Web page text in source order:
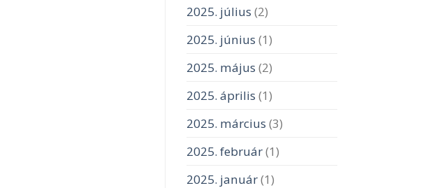
2025. július (2)
2025. június (1)
2025. május (2)
2025. április (1)
2025. március (3)
2025. február(1)
2025. január(1)